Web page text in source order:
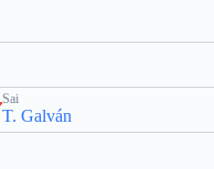
Sai
T. Galván